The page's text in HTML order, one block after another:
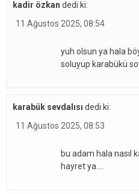
kadir özkan dedi ki:
11 Ağustos 2025, 08:54
yuh olsun ya hala
soluyup karabükü
karabük sevdalısı dedi ki:
11 Ağustos 2025, 08:53
bu adam hala nasıl
hayret ya….